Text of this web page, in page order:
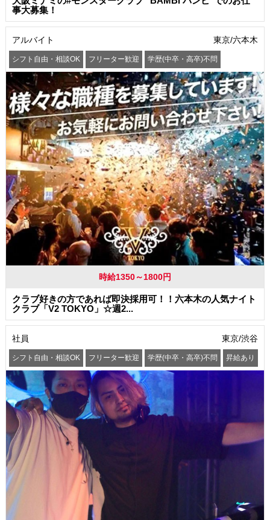
事大募集！
アルバイト 東京/六本木
シフト自由・相談OK フリーター歓迎 学歴(中卒・高卒)不問
髪型・髪色自由 交通費支給
時給1350～1800円
クラブ好きの方であれば即決採用可！！六本木の人気ナイト
クラブ「V2 TOKYO」☆週2...
社員 東京/渋谷
シフト自由・相談OK フリーター歓迎 学歴(中卒・高卒)不問 昇給あり
髪型・髪色自由 服装自由 交通費支給 社員登用あり